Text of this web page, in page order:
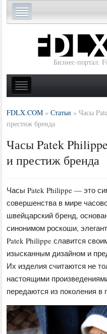
Бизнес-портал:
FDLX.COM »Статьи »Часы
престиж бренда
Часы Patek
и престиж бренда
Часы Patek Philippe — это
совершенства в мире
швейцарский бренд,
синонимом роскоши,
Patek Philippe славится
изысканным дизайном и
Их изделия считаются не
настоящими
передаются из поколения в